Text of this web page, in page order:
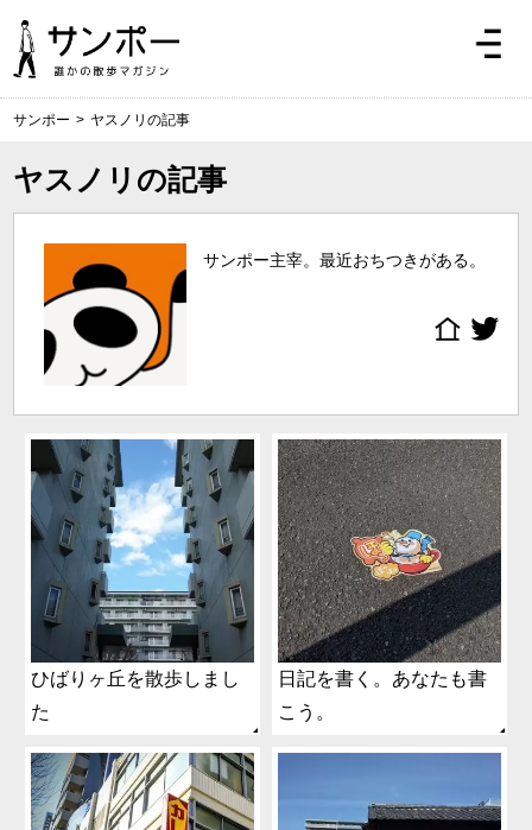
サンポー > ヤスノリの記事
ヤスノリの記事
サンポー主宰。最近おちつきがある。
ひばりヶ丘を散歩しまし
た
日記を書く。あなたも書
こう。